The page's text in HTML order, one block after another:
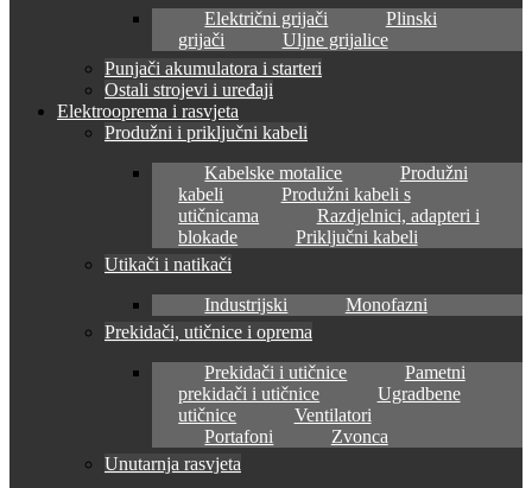
Električni grijači
Plinski
grijači
Uljne grijalice
Punjači akumulatora i starteri
Ostali strojevi i uređaji
Elektrooprema i rasvjeta
Produžni i priključni kabeli
Kabelske motalice
Produžni
kabeli
Produžni kabeli s
utičnicama
Razdjelnici, adapteri i
blokade
Priključni kabeli
Utikači i natikači
Industrijski
Monofazni
Prekidači, utičnice i oprema
Prekidači i utičnice
Pametni
prekidači i utičnice
Ugradbene
utičnice
Ventilatori
Portafoni
Zvonca
Unutarnja rasvjeta